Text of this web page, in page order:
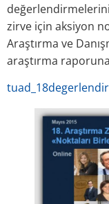
değerlendirmelerini
zirve için aksiyon
Araştırma ve
araştırma